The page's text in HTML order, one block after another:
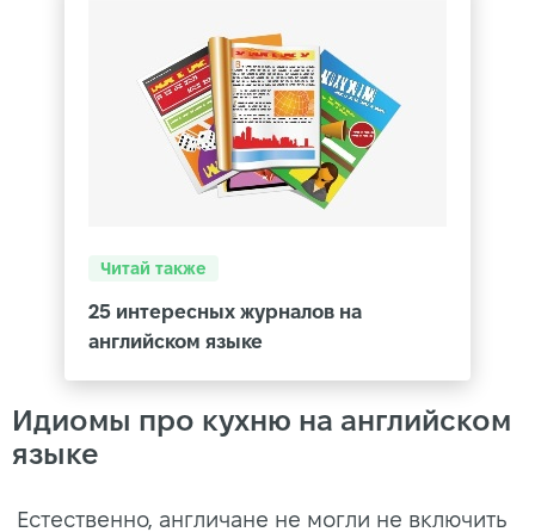
Читай также
25 интересных журналов на
английском языке
Идиомы про кухню на английском
языке
Естественно, англичане не могли не включить